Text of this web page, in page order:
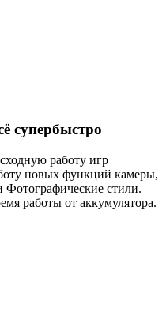
супербыстро
работу игр
новых функций камеры,
стили.
работы от аккумулятора.